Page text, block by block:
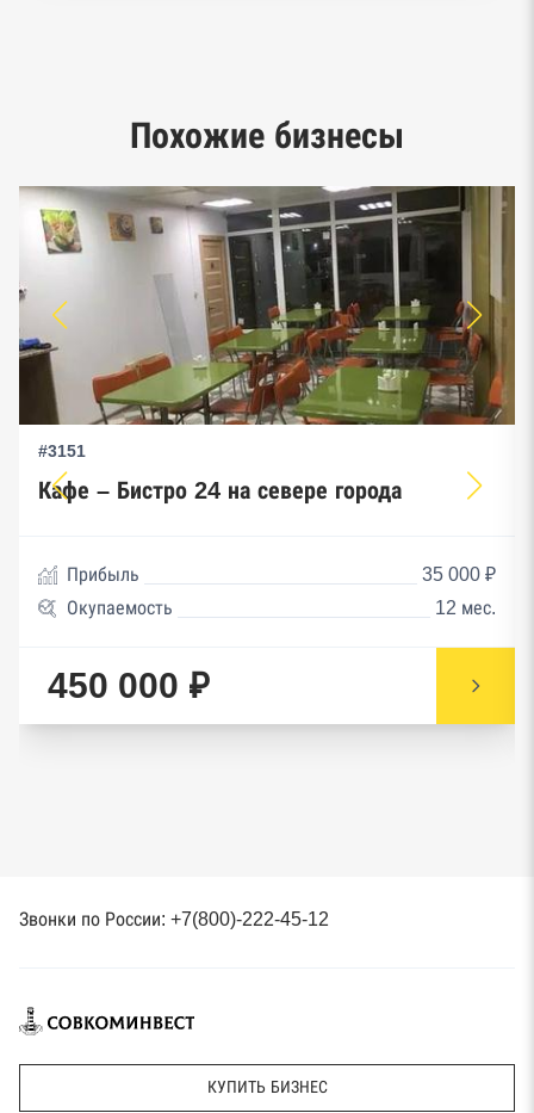
предпринимательства ФНС
Похожие бизнесы
#3151
Кафе – Бистро 24 на севере города
Прибыль
35 000 ₽
Окупаемость
12 мес.
450 000 ₽
Звонки по России: +7(800)-222-45-12
КУПИТЬ БИЗНЕС